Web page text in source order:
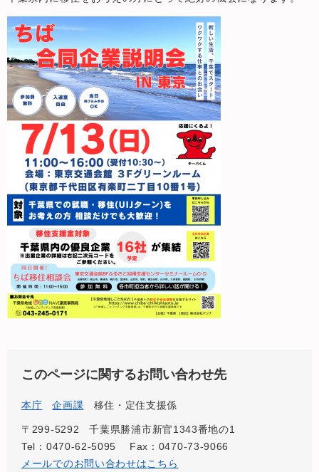
このページに関するお問い合わせ先
本庁 企画課 移住・定住支援係
〒299-5292
千葉県勝浦市新官1343番地の1
Tel：0470-62-5095
Fax：0470-73-9066
メールでのお問い合わせはこちら